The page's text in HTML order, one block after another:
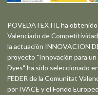
POVEDATEXTIL ha
Valenciado de
la actuación INNOVACION
proyecto "Innovación para
Dyes" ha sido seleccionado
FEDER de la Comunitat
por IVACE y el Fondo